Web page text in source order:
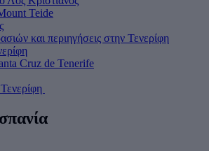
Teide
και περιηγήσεις στην Τενερίφη
Cruz de Tenerife